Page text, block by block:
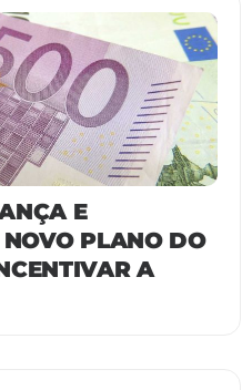
E
PLANO DO
A